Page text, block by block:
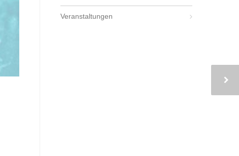
Veranstaltungen